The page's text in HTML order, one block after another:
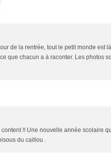
de la rentrée, tout le petit monde est
que chacun a à raconter. Les photos
!! Une nouvelle année scolaire
du caillou .